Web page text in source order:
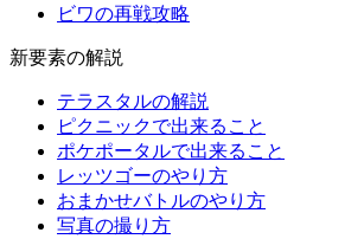
ビワの再戦攻略
新要素の解説
テラスタルの解説
ピクニックで出来ること
ポケポータルで出来ること
レッツゴーのやり方
おまかせバトルのやり方
写真の撮り方